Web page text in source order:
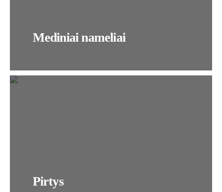
Mediniai nameliai
Pirtys